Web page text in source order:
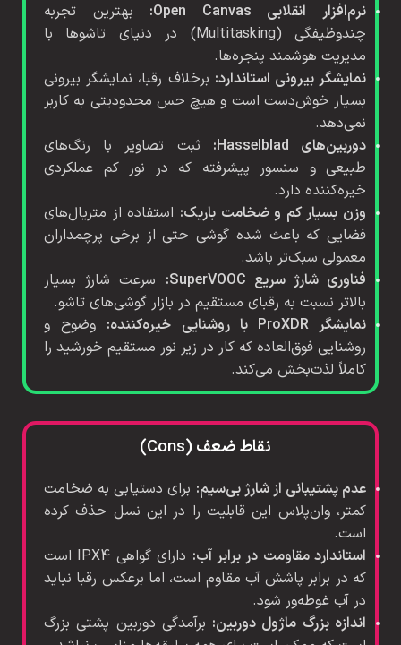
نرم‌افزار انقلابی Open Canvas:
بهترین تجربه
چندوظیفگی (Multitasking) در دنیای تاشوها با
مدیریت هوشمند پنجره‌ها.
نمایشگر بیرونی استاندارد: برخلاف رقبا، نمایشگر بیرونی
بسیار خوش‌دست است و هیچ حس محدودیتی به کاربر
نمی‌دهد.
دوربین‌های Hasselblad:
ثبت تصاویر با رنگ‌های
طبیعی و سنسور پیشرفته که در نور کم عملکردی
خیره‌کننده دارد.
وزن بسیار کم و ضخامت باریک: استفاده از متریال‌های
فضایی که باعث شده گوشی حتی از برخی پرچمداران
معمولی سبک‌تر باشد.
فناوری شارژ سریع SuperVOOC:
سرعت شارژ بسیار
بالاتر نسبت به رقبای مستقیم در بازار گوشی‌های تاشو.
نمایشگر ProXDR با روشنایی خیره‌کننده:
وضوح و
روشنایی فوق‌العاده که کار در زیر نور مستقیم خورشید را
کاملاً لذت‌بخش می‌کند.
نقاط ضعف (Cons)
عدم پشتیبانی از شارژ بی‌سیم: برای دستیابی به ضخامت
کمتر، وان‌پلاس این قابلیت را در این نسل حذف کرده
است.
استاندارد مقاومت در برابر آب:
دارای گواهی IPX4 است
که در برابر پاشش آب مقاوم است، اما برعکس رقبا نباید
در آب غوطه‌ور شود.
اندازه بزرگ ماژول دوربین: برآمدگی دوربین پشتی بزرگ